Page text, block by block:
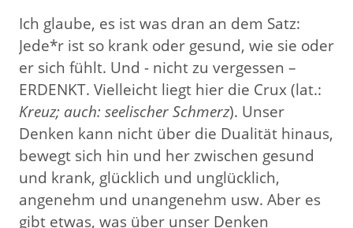
Ich glaube, es ist was dran an dem Satz:
Jede*r ist so krank oder gesund, wie sie oder
er sich fühlt. Und - nicht zu vergessen –
ERDENKT. Vielleicht liegt hier die Crux (lat.:
Kreuz; auch: seelischer Schmerz). Unser
Denken kann nicht über die Dualität hinaus,
bewegt sich hin und her zwischen gesund
und krank, glücklich und unglücklich,
angenehm und unangenehm usw. Aber es
gibt etwas, was über unser Denken